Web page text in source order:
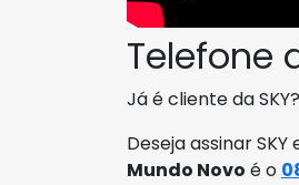
Telefone
Já é cliente da
Deseja assinar
Mundo Novo é o